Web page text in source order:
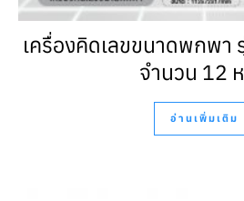
เครื่องคิดเลขขนาดพกพา
จำนวน 12
อ่านเพิ่มเติม